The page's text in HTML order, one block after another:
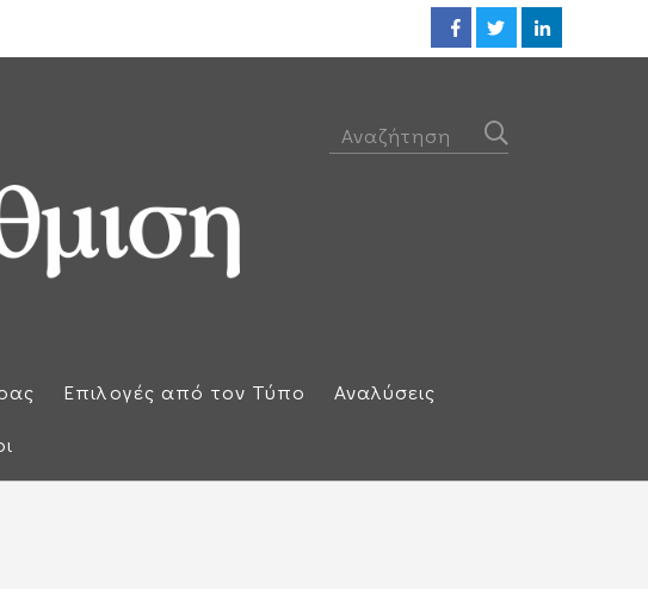
Η απάντηση της Ισπανίας:
Επιλογές από τον Τύπο
Αναλύσεις